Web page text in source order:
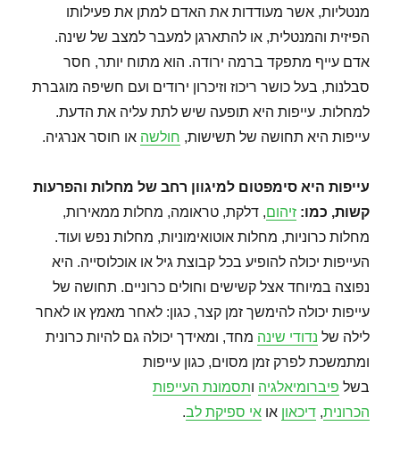
מנטליות, אשר מעודדות את האדם למתן את פעילותו
הפיזית והמנטלית, או להתארגן למעבר למצב של שינה.
אדם עייף מתפקד ברמה ירודה. הוא מתוח יותר, חסר
סבלנות, בעל כושר ריכוז וזיכרון ירודים ועם חשיפה מוגברת
למחלות. עייפות היא תופעה שיש לתת עליה את הדעת.
עייפות היא תחושה של תשישות, חולשה או חוסר אנרגיה.
עייפות היא סימפטום למיגוון רחב של מחלות והפרעות
קשות, כמו: זיהום, דלקת, טראומה, מחלות ממאירות,
מחלות כרוניות, מחלות אוטואימוניות, מחלות נפש ועוד.
העייפות יכולה להופיע בכל קבוצת גיל או אוכלוסייה. היא
נפוצה במיוחד אצל קשישים וחולים כרוניים. תחושה של
עייפות יכולה להימשך זמן קצר, כגון: לאחר מאמץ או לאחר
לילה של נדודי שינה מחד, ומאידך יכולה גם להיות כרונית
ומתמשכת לפרק זמן מסוים, כגון עייפות
בשל פיברומיאלגיה ותסמונת העייפות
הכרונית,דיכאון אואי ספיקת לב.